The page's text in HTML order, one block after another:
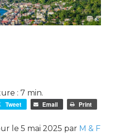
: 7 min.
Tweet Email Print
le 5 mai 2025 par M & F